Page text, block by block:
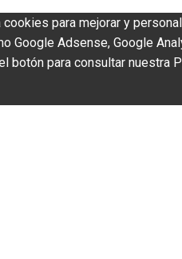
para mejorar y
Google Adsense, Google
botón para consultar nuestra